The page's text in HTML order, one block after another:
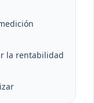
la rentabilidad